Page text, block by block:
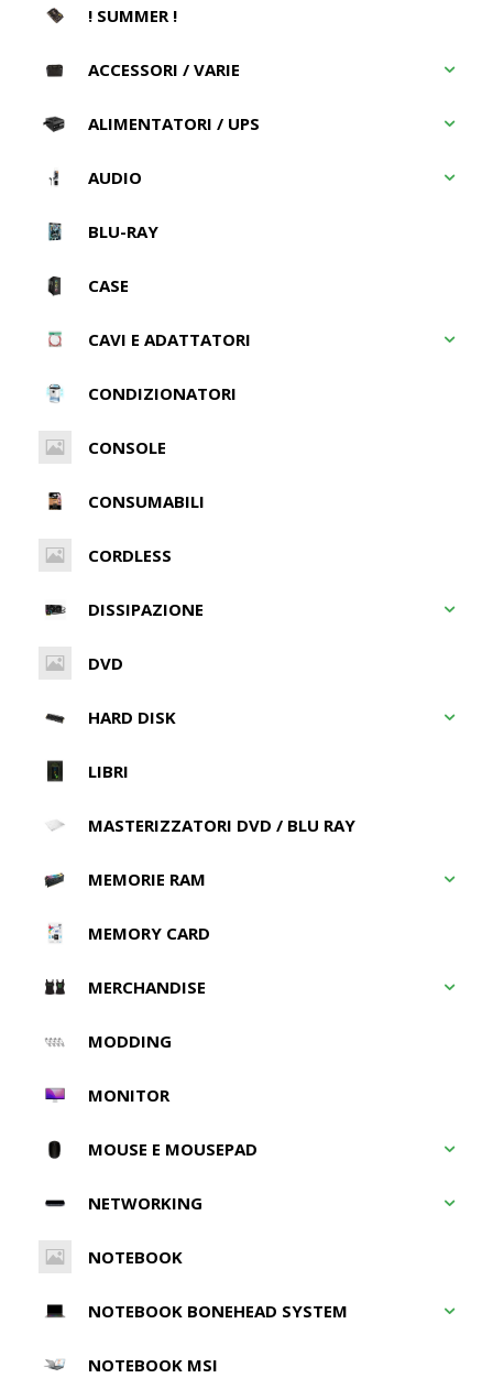
! SUMMER !
ACCESSORI / VARIE
ALIMENTATORI / UPS
AUDIO
BLU-RAY
CASE
CAVI E ADATTATORI
CONDIZIONATORI
CONSOLE
CONSUMABILI
CORDLESS
DISSIPAZIONE
DVD
HARD DISK
LIBRI
MASTERIZZATORI DVD / BLU RAY
MEMORIE RAM
MEMORY CARD
MERCHANDISE
MODDING
MONITOR
MOUSE E MOUSEPAD
NETWORKING
NOTEBOOK
NOTEBOOK BONEHEAD SYSTEM
NOTEBOOK MSI